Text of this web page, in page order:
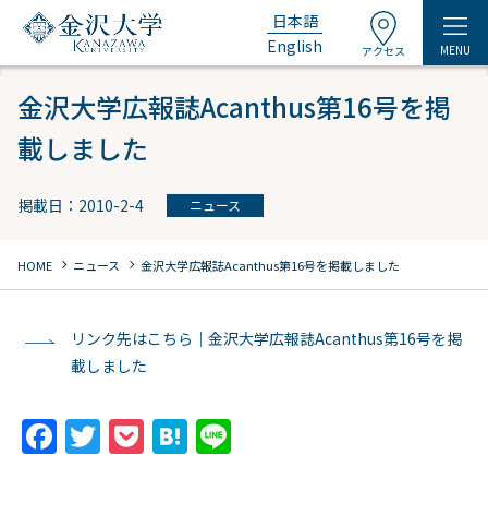
日本語
English
アクセス MENU
金沢大学広報誌Acanthus第16号を掲
載しました
掲載日：2010-2-4 ニュース
HOME chevron_right ニュース chevron_right 金沢大学広報誌Acanthus第16号を掲載しました
リンク先はこちら｜金沢大学広報誌Acanthus第16号を掲
載しました
F T P H